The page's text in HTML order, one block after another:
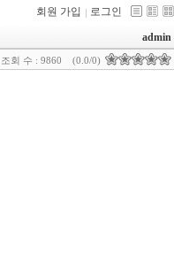
회원 가입 로그인
admin
(0.0/0)
조회 수 : 9860